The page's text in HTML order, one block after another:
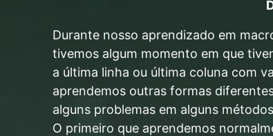
Durante nosso aprendizado em
tivemos algum momento em que
a última linha ou última coluna com
aprendemos outras formas
alguns problemas em alguns
O primeiro que aprendemos